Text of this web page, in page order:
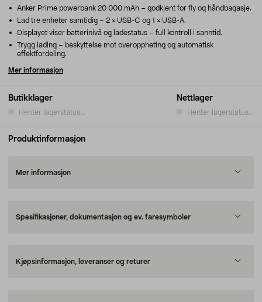
Butikklager
Henter lagerstatus...
Nettlager
Henter lagerstatus...
Anker Prime powerbank 20 000 mAh – godkjent for fly og håndbagasje.
Lad tre enheter samtidig – 2 × USB-C og 1 × USB-A.
Displayet viser batterinivå og ladestatus – full kontroll i sanntid.
Trygg lading – beskyttelse mot overoppheting og automatisk
effektfordeling.
Mer informasjon
Produktinformasjon
Mer informasjon
Spesifikasjoner, dokumentasjon og ev. faresymboler
Kjøpsinformasjon, leveranser og returer